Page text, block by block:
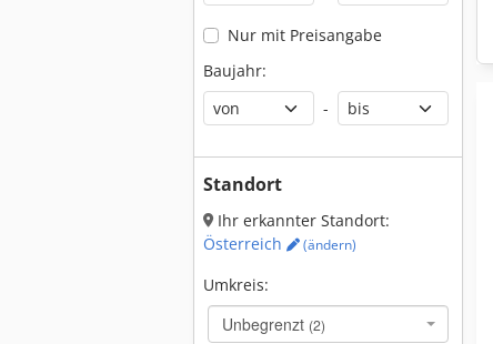
Nur mit Preisangabe
Baujahr:
-
Standort
Ihr erkannter Standort:
Österreich
(ändern)
Umkreis:
Unbegrenzt (2)